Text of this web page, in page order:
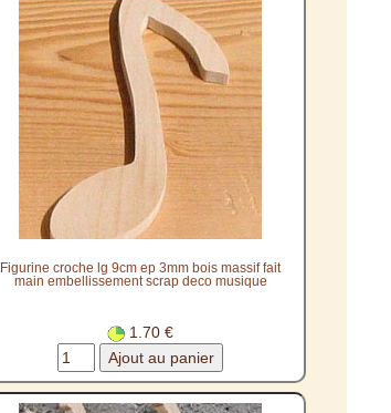
Figurine croche lg 9cm ep 3mm bois massif fait
main embellissement scrap deco musique
1.70 €